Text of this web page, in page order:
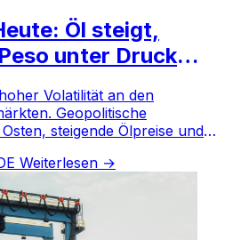
Öl steigt,
unter Druck
Volatilität an den
Geopolitische
steigende Ölpreise und
Weiterlesen →